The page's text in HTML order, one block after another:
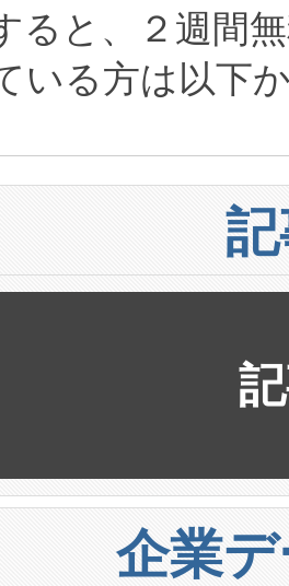
ると、２週間
いる方は以下
企業